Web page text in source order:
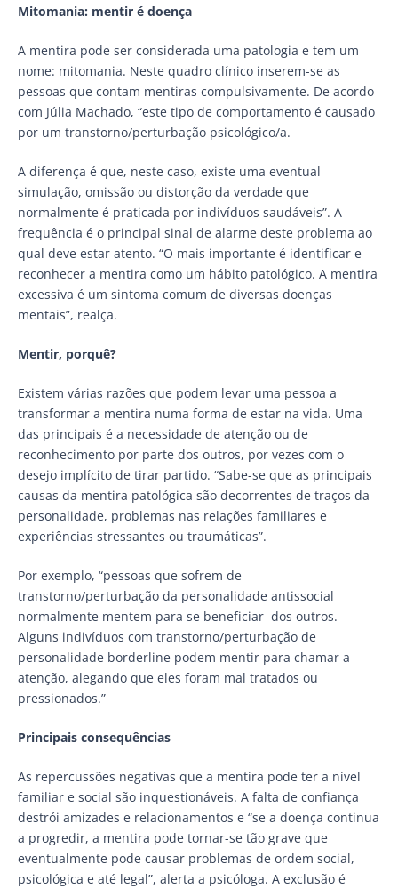
Mitomania: mentir é doença
A mentira pode ser considerada uma patologia e tem um
nome: mitomania. Neste quadro clínico inserem-se as
pessoas que contam mentiras compulsivamente. De acordo
com Júlia Machado, “este tipo de comportamento é causado
por um transtorno/perturbação psicológico/a.
A diferença é que, neste caso, existe uma eventual
simulação, omissão ou distorção da verdade que
normalmente é praticada por indivíduos saudáveis”. A
frequência é o principal sinal de alarme deste problema ao
qual deve estar atento. “O mais importante é identificar e
reconhecer a mentira como um hábito patológico. A mentira
excessiva é um sintoma comum de diversas doenças
mentais”, realça.
Mentir, porquê?
Existem várias razões que podem levar uma pessoa a
transformar a mentira numa forma de estar na vida. Uma
das principais é a necessidade de atenção ou de
reconhecimento por parte dos outros, por vezes com o
desejo implícito de tirar partido. “Sabe-se que as principais
causas da mentira patológica são decorrentes de traços da
personalidade, problemas nas relações familiares e
experiências stressantes ou traumáticas”.
Por exemplo, “pessoas que sofrem de
transtorno/perturbação da personalidade antissocial
normalmente mentem para se beneficiar dos outros.
Alguns indivíduos com transtorno/perturbação de
personalidade borderline podem mentir para chamar a
atenção, alegando que eles foram mal tratados ou
pressionados.”
Principais consequências
As repercussões negativas que a mentira pode ter a nível
familiar e social são inquestionáveis. A falta de confiança
destrói amizades e relacionamentos e “se a doença continua
a progredir, a mentira pode tornar-se tão grave que
eventualmente pode causar problemas de ordem social,
psicológica e até legal”, alerta a psicóloga. A exclusão é